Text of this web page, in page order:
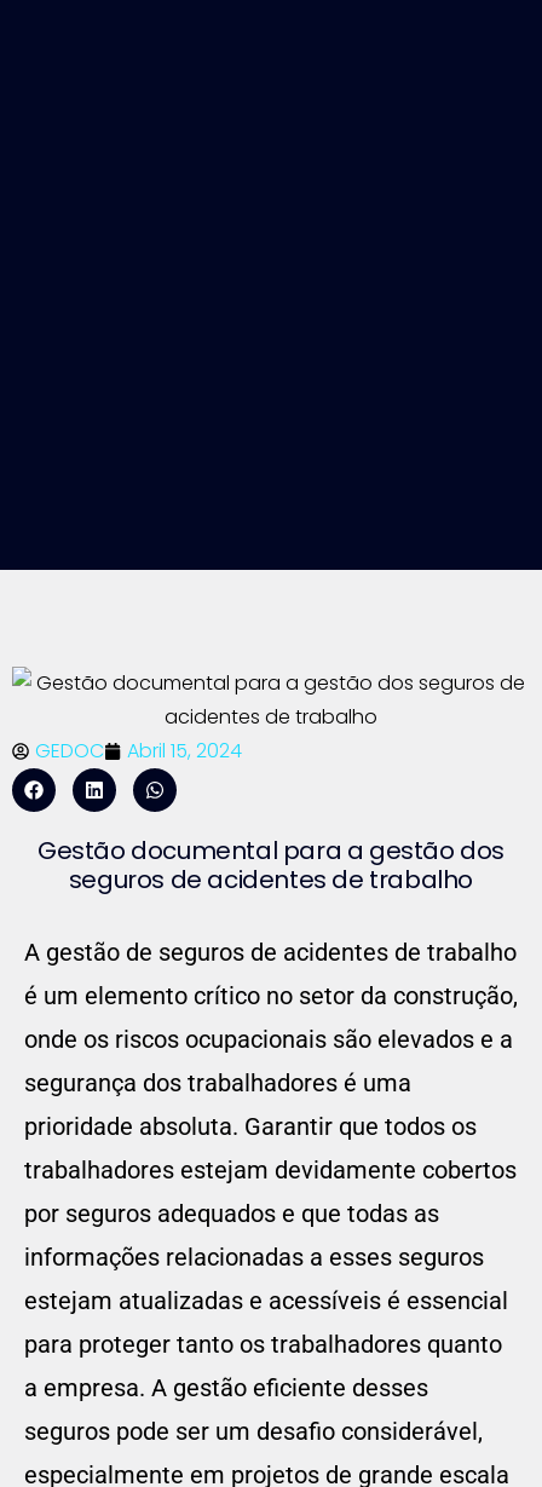
GEDOC Abril 15, 2024
Gestão documental para a gestão dos
seguros de acidentes de trabalho
A gestão de seguros de acidentes de trabalho
é um elemento crítico no setor da construção,
onde os riscos ocupacionais são elevados e a
segurança dos trabalhadores é uma
prioridade absoluta. Garantir que todos os
trabalhadores estejam devidamente cobertos
por seguros adequados e que todas as
informações relacionadas a esses seguros
estejam atualizadas e acessíveis é essencial
para proteger tanto os trabalhadores quanto
a empresa. A gestão eficiente desses
seguros pode ser um desafio considerável,
especialmente em projetos de grande escala